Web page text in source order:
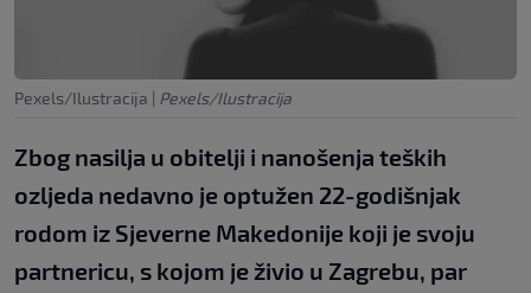
Pexels/Ilustracija | Pexels/Ilustracija
Zbog nasilja u obitelji i nanošenja teških
ozljeda nedavno je optužen 22-godišnjak
rodom iz Sjeverne Makedonije koji je svoju
partnericu, s kojom je živio u Zagrebu, par